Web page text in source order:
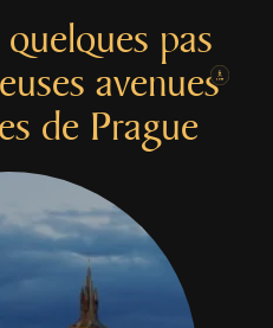
pas
avenues
de Prague